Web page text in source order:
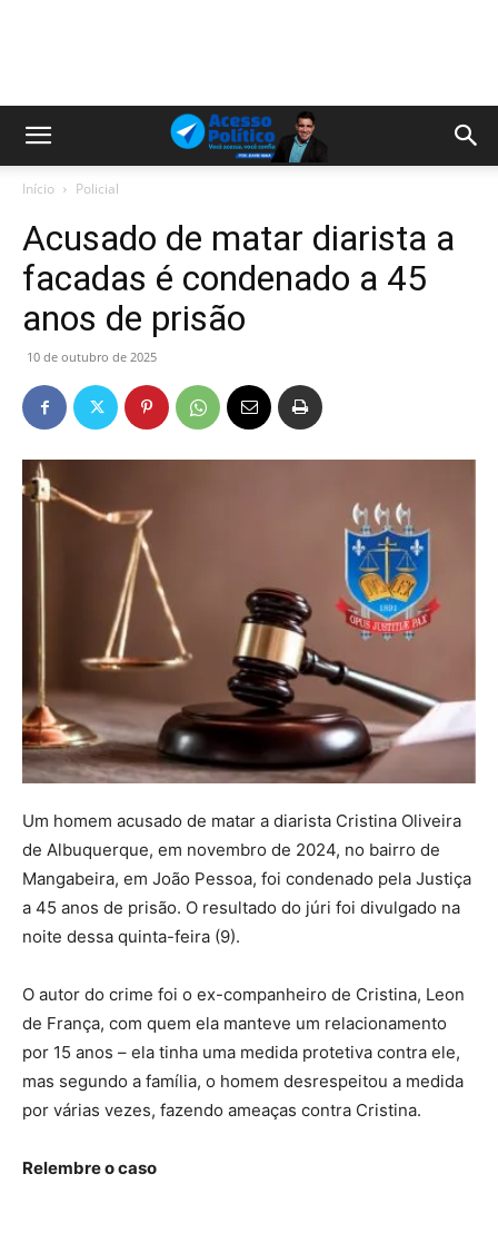
Início Policial
Acusado de matar diarista a
facadas é condenado a 45
anos de prisão
10 de outubro de 2025
Um homem acusado de matar a diarista Cristina Oliveira
de Albuquerque, em novembro de 2024, no bairro de
Mangabeira, em João Pessoa, foi condenado pela Justiça
a 45 anos de prisão. O resultado do júri foi divulgado na
noite dessa quinta-feira (9).
O autor do crime foi o ex-companheiro de Cristina, Leon
de França, com quem ela manteve um relacionamento
por 15 anos – ela tinha uma medida protetiva contra ele,
mas segundo a família, o homem desrespeitou a medida
por várias vezes, fazendo ameaças contra Cristina.
Relembre o caso